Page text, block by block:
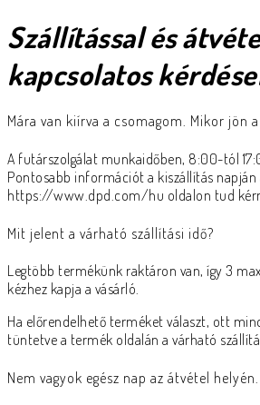
Szállítással és
kapcsolatos
Mára van kiírva a csomagom. Mikor jön
A futárszolgálat munkaidőben, 8:00-tól
Pontosabb információt a kiszállítás napján
https://www.dpd.com/hu oldalon tud
Mit jelent a várható szállítási idő?
Legtöbb termékünk raktáron van, így 3
kézhez kapja a vásárló.
Ha előrendelhető terméket választ, ott
tüntetve a termék oldalán a várható
Nem vagyok egész nap az átvétel